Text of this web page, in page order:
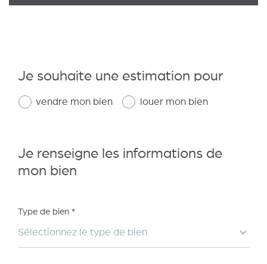
Appartement
Je souhaite une estimation pour
vendre mon bien louer mon bien
Je renseigne les informations de
mon bien
Type de bien *
Sélectionnez le type de bien